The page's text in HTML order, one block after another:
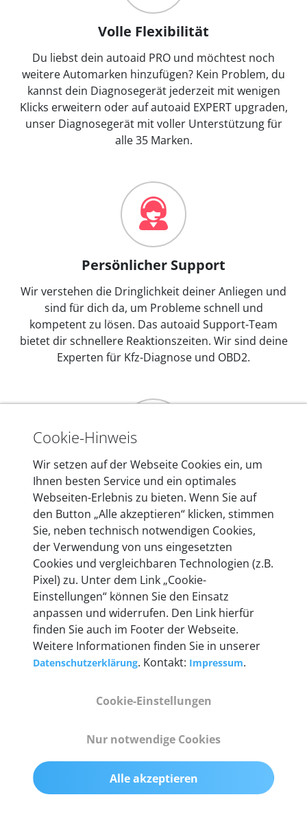
Volle Flexibilität
Du liebst dein autoaid PRO und möchtest noch
weitere Automarken hinzufügen? Kein Problem, du
kannst dein Diagnosegerät jederzeit mit wenigen
Klicks erweitern oder auf autoaid EXPERT upgraden,
unser Diagnosegerät mit voller Unterstützung für
alle 35 Marken.
Persönlicher Support
Wir verstehen die Dringlichkeit deiner Anliegen und
sind für dich da, um Probleme schnell und
kompetent zu lösen. Das autoaid Support-Team
bietet dir schnellere Reaktionszeiten. Wir sind deine
Experten für Kfz-Diagnose und OBD2.
Mehr als 10 Jahre Erfahrung
In den Kfz-Diagnosegeräten von autoaid stecken
mehr als 10 Jahre Erfahrung, und auch in Zukunft
entwickeln wir unsere Produkte am Standort in
Berlin laufend weiter. Auf diese Qualität vertrauen
heute mehr als 60.000 Privatkunden und
Unternehmen.
Technische Details &
Lieferumfang
55 mm x 25 mm x 12 mm
Cookie-Hinweis
Wir setzen auf der Webseite Cookies ein, um
Ihnen besten Service und ein optimales
Webseiten-Erlebnis zu bieten. Wenn Sie auf
den Button „Alle akzeptieren“ klicken, stimmen
Sie, neben technisch notwendigen Cookies,
der Verwendung von uns eingesetzten
Cookies und vergleichbaren Technologien (z.B.
Pixel) zu. Unter dem Link „Cookie-
Einstellungen“ können Sie den Einsatz
anpassen und widerrufen. Den Link hierfür
finden Sie auch im Footer der Webseite.
Weitere Informationen finden Sie in unserer
Datenschutzerklärung. Kontakt: Impressum.
Cookie-Einstellungen
Nur notwendige Cookies
Alle akzeptieren